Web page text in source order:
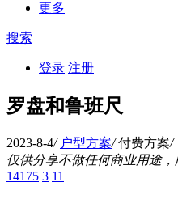
更多
搜索
登录 注册
罗盘和鲁班尺
2023-8-4/ 户型方案/ 付费方案/
仅供分享不做任何商业用途，
14175 3 11